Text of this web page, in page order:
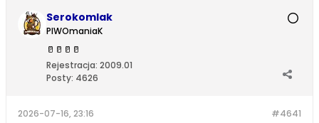
Serokomlak
PIWOmaniaK
🥛 🥛 🥛 🥛
Rejestracja: 2009.01
Posty: 4626
#4641
2026-07-16, 23:16